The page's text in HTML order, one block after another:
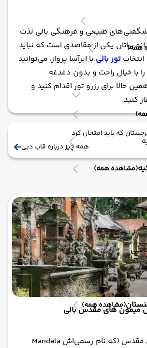
همه)
(مشاهده همه)
(مشاهده همه)
شگفتی‌های طبیعی و فرهنگی بالی لذت
براتان یکی از مقاصدی است که نباید
تور بالی با ابرآسا پرواز، می‌توانید
با خیال راحت و بدون دغدغه
حالا برای رزرو تور اقدام کنید و
کنید.
که باید امتحان کرد
همه چیز درباره قاب دبی
میمون های مقدس بالی
جنگل میمون‌ های مقدس (که نام رسمی‌اش Mandala